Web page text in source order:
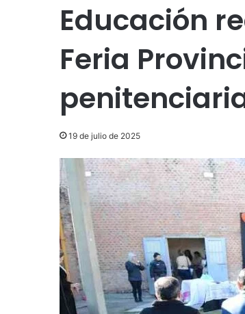
Educación
Feria
19 de julio de 2025